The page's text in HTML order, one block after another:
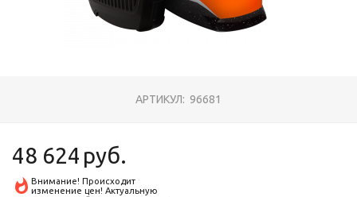
АРТИКУЛ: 96681
48 624 руб.
Внимание! Происходит
изменение цен! Актуальную